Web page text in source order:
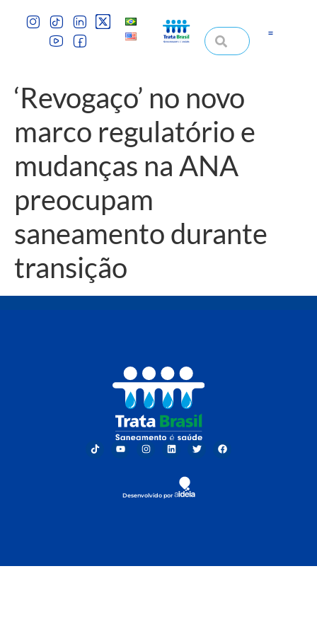
‘Revogaço’ no novo
marco regulatório e
mudanças na ANA
preocupam
saneamento durante
transição
Desenvolvido por